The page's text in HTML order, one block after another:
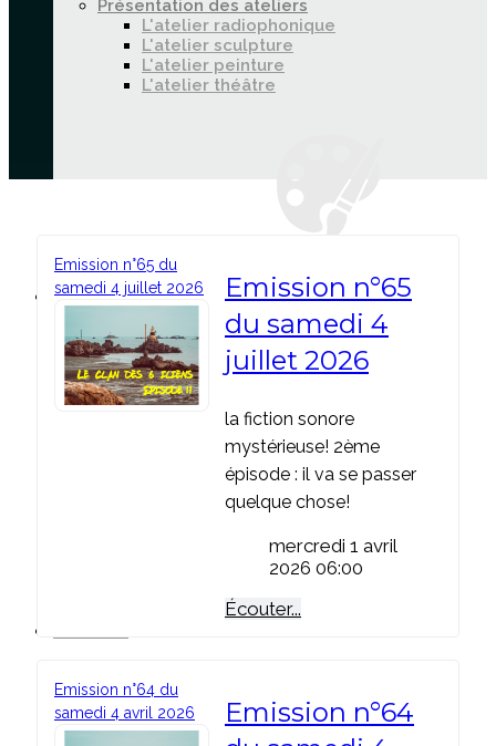
Présentation des ateliers
L'atelier radiophonique
L'atelier sculpture
L'atelier peinture
L'atelier théâtre
Son & Vidéo
Spectacles, expos, émissions
Écouter les émissions de radio
Le Théâtre des Abeilles
Reportages sur l'association
Toutes les infos
Actualité de l'association
Expos spectacles Émissions
Emission n°65 du
samedi 4 juillet 2026
Emission n°65
du samedi 4
juillet 2026
la fiction sonore
mystérieuse! 2ème
épisode : il va se passer
quelque chose!
mercredi 1 avril
2026 06:00
Écouter...
Emission n°64 du
samedi 4 avril 2026
Emission n°64